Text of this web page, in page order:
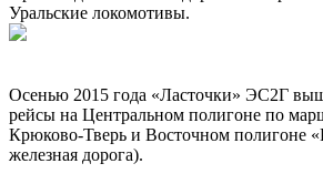
Уральские локомотивы.
Осенью 2015 года «Ласточки» ЭС2Г
рейсы на Центральном полигоне по
Крюково-Тверь и Восточном полигоне
железная дорога).